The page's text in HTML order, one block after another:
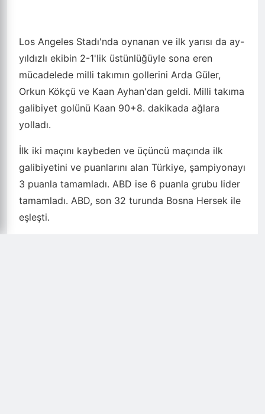
Los Angeles Stadı'nda oynanan ve ilk yarısı da ay-
yıldızlı ekibin 2-1'lik üstünlüğüyle sona eren
mücadelede milli takımın gollerini Arda Güler,
Orkun Kökçü ve Kaan Ayhan'dan geldi. Milli takıma
galibiyet golünü Kaan 90+8. dakikada ağlara
yolladı.
İlk iki maçını kaybeden ve üçüncü maçında ilk
galibiyetini ve puanlarını alan Türkiye, şampiyonayı
3 puanla tamamladı. ABD ise 6 puanla grubu lider
tamamladı. ABD, son 32 turunda Bosna Hersek ile
eşleşti.